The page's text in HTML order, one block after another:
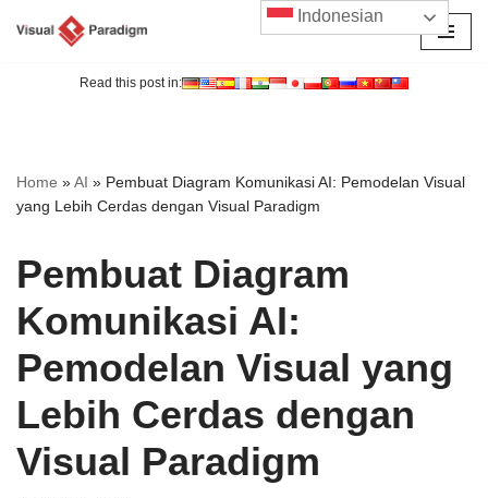
Read this post in:
Home »AI » Pembuat Diagram Komunikasi AI: Pemodelan Visual
yang Lebih Cerdas dengan Visual Paradigm
Pembuat Diagram
Komunikasi AI:
Pemodelan Visual yang
Lebih Cerdas dengan
Visual Paradigm
Indonesian